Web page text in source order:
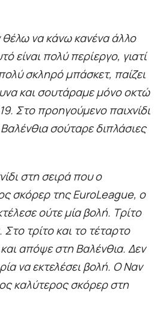
θέλω να κάνω κανένα άλλο
είναι πολύ περίεργο, γιατί
σκληρό μπάσκετ, παίζει
και σουτάραμε μόνο οκτώ
Στο προηγούμενο παιχνίδι
σούταρε διπλάσιες
στη σειρά που ο
σκόρερ της EuroLeague, ο
ούτε μία βολή. Τρίτο
Στο τρίτο και το τέταρτο
απόψε στη Βαλένθια. Δεν
να εκτελέσει βολή. Ο Ναν
καλύτερος σκόρερ στη